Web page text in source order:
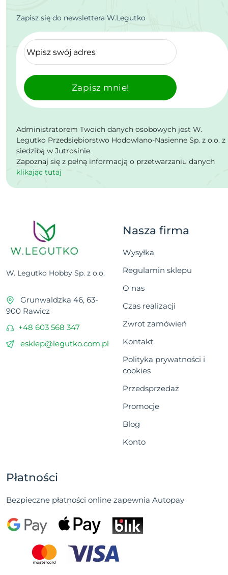
Zapisz się do newslettera W.Legutko
Zapisz mnie!
Administratorem Twoich danych osobowych jest W.
Legutko Przedsiębiorstwo Hodowlano-Nasienne Sp. z o.o. z
siedzibą w Jutrosinie.
Zapoznaj się z pełną informacją o przetwarzaniu danych
klikając tutaj
W. Legutko Hobby Sp. z o.o.
Grunwaldzka 46, 63-
900 Rawicz
+48 603 568 347
esklep@legutko.com.pl
Nasza firma
Wysyłka
Regulamin sklepu
O nas
Czas realizacji
Zwrot zamówień
Kontakt
Polityka prywatności i
cookies
Przedsprzedaż
Promocje
Blog
Konto
Płatności
Bezpieczne płatności online zapewnia Autopay